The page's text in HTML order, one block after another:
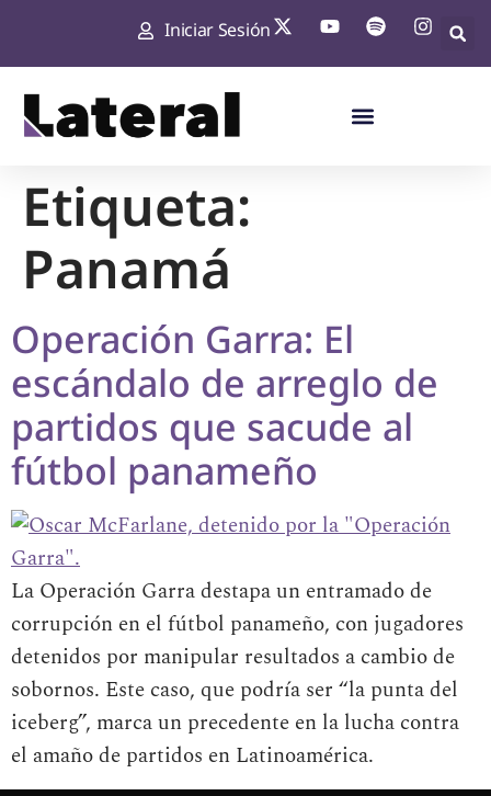
Iniciar Sesión
Etiqueta:
Panamá
Operación Garra: El
escándalo de arreglo de
partidos que sacude al
fútbol panameño
La Operación Garra destapa un entramado de
corrupción en el fútbol panameño, con jugadores
detenidos por manipular resultados a cambio de
sobornos. Este caso, que podría ser “la punta del
iceberg”, marca un precedente en la lucha contra
el amaño de partidos en Latinoamérica.